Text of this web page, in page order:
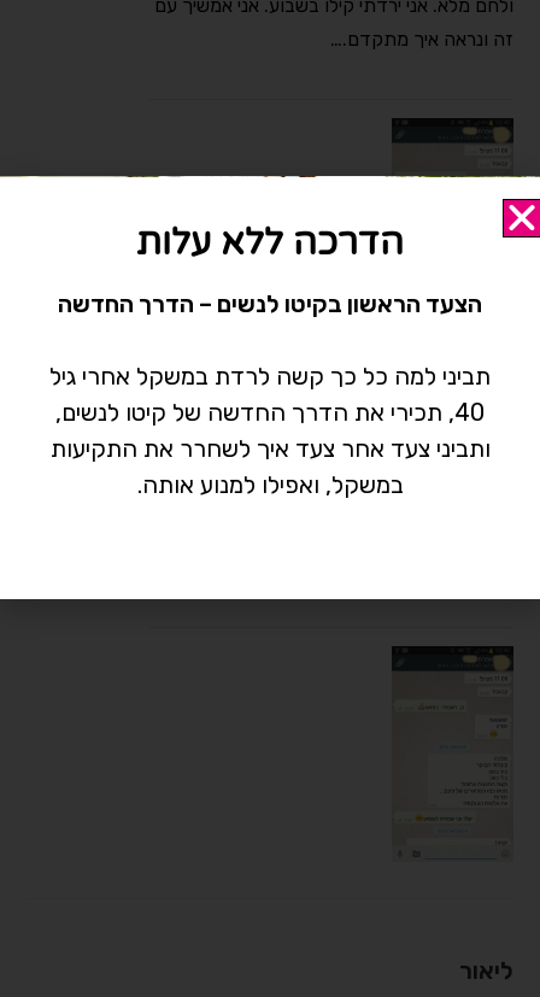
ולחם מלא. אני ירדתי קילו בשבוע. אני אמשיך עם
זה ונראה איך מתקדם.…
אפרת
מלכה! קיבלתי הבוקר בול בזמן בלי כאב. קצת
ליאור
הדרכה ללא עלות
הצעד הראשון בקיטו לנשים – הדרך החדשה
תביני למה כל כך קשה לרדת במשקל אחרי גיל
40, תכירי את הדרך החדשה של קיטו לנשים,
ותביני צעד אחר צעד איך לשחרר את התקיעות
במשקל, ואפילו למנוע אותה.